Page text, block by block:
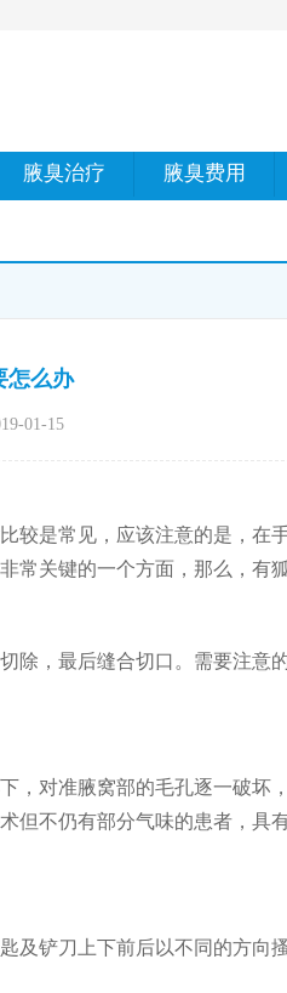
腋臭治疗 腋臭费用
怎么办
01-15
较是常见，应该注意的是，在
常关键的一个方面，那么，有
除，最后缝合切口。需要注意
，对准腋窝部的毛孔逐一破坏
但不仍有部分气味的患者，具
及铲刀上下前后以不同的方向